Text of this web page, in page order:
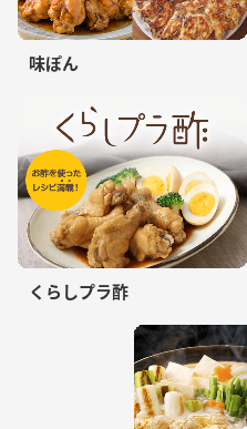
味ぽん
くらしプラ酢